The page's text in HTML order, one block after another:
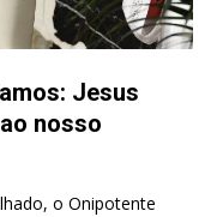
Jesus
nosso
o Onipotente